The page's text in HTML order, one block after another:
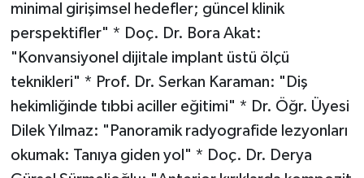
minimal girişimsel hedefler; güncel klinik
perspektifler" * Doç. Dr. Bora Akat:
"Konvansiyonel dijitale implant üstü ölçü
teknikleri" * Prof. Dr. Serkan Karaman: "Diş
hekimliğinde tıbbi aciller eğitimi" * Dr. Öğr. Üyesi
Dilek Yılmaz: "Panoramik radyografide lezyonları
okumak: Tanıya giden yol" * Doç. Dr. Derya